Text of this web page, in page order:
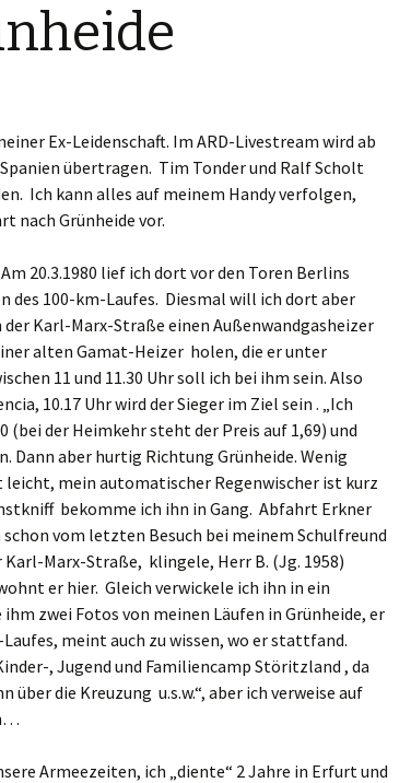
Ex-Leidenschaft. Im ARD-Livestream wird ab
übertragen. Tim Tonder und Ralf Scholt
Ich kann alles auf meinem Handy verfolgen,
nach Grünheide vor.
20.3.1980 lief ich dort vor den Toren Berlins
des 100-km-Laufes. Diesmal will ich dort aber
Karl-Marx-Straße einen Außenwandgasheizer
alten Gamat-Heizer holen, die er unter
11 und 11.30 Uhr soll ich bei ihm sein. Also
10.17 Uhr wird der Sieger im Ziel sein . „Ich
(bei der Heimkehr steht der Preis auf 1,69) und
Dann aber hurtig Richtung Grünheide. Wenig
leicht, mein automatischer Regenwischer ist kurz
bekomme ich ihn in Gang. Abfahrt Erkner
schon vom letzten Besuch bei meinem Schulfreund
Marx-Straße, klingele, Herr B. (Jg. 1958)
er hier. Gleich verwickele ich ihn in ein
zwei Fotos von meinen Läufen in Grünheide, er
meint auch zu wissen, wo er stattfand.
, Jugend und Familiencamp Störitzland , da
über die Kreuzung u.s.w.“, aber ich verweise auf
Armeezeiten, ich „diente“ 2 Jahre in Erfurt und